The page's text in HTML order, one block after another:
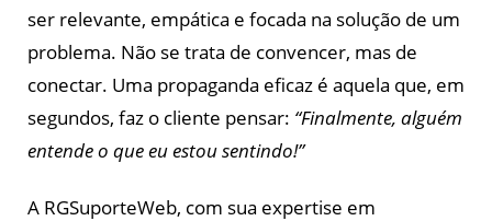
ser relevante, empática e focada na solução de um
problema. Não se trata de convencer, mas de
conectar. Uma propaganda eficaz é aquela que, em
segundos, faz o cliente pensar: “Finalmente, alguém
entende o que eu estou sentindo!”
A RGSuporteWeb, com sua expertise em